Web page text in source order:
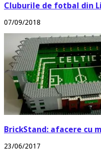
Cluburile de fotbal din
07/09/2018
BrickStand: afacere cu
23/06/2017